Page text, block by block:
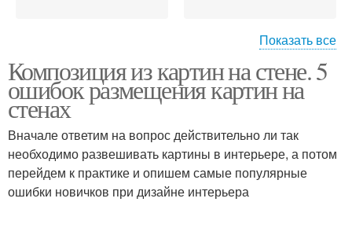
Одинаковые картины Картины на стену
Картины для интерьера Модульные картины
Показать все
Композиция из картин на стене. 5
ошибок размещения картин на
стенах
Вначале ответим на вопрос действительно ли так
необходимо развешивать картины в интерьере, а потом
перейдем к практике и опишем самые популярные
ошибки новичков при дизайне интерьера